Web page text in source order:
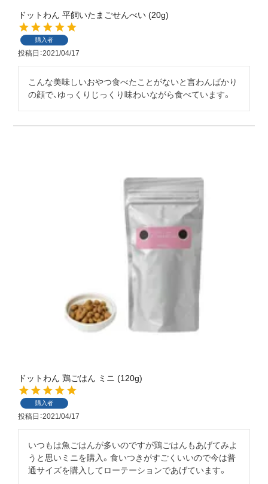
ドットわん 平飼いたまごせんべい (20g)
購入者
投稿日 2021/04/17
こんな美味しいおやつ食べたことがないと言わんばかり
の顔で、ゆっくりじっくり味わいながら食べています。
ドットわん 鶏ごはん ミニ (120g)
購入者
投稿日 2021/04/17
いつもは魚ごはんが多いのですが鶏ごはんもあげてみよ
うと思いミニを購入。食いつきがすごくいいので今は普
通サイズを購入してローテーションであげています。